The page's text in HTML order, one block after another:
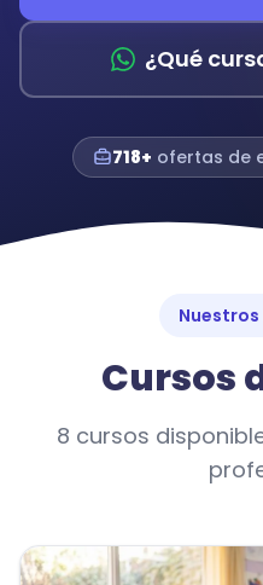
¿Qué
718+ ofertas de
Cursos
8 cursos